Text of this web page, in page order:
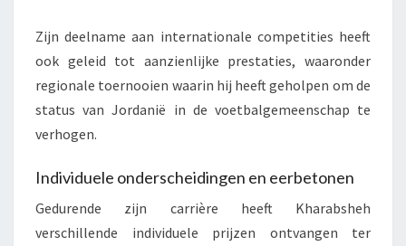
Zijn deelname aan internationale competities heeft
ook geleid tot aanzienlijke prestaties, waaronder
regionale toernooien waarin hij heeft geholpen om de
status van Jordanië in de voetbalgemeenschap te
verhogen.
Individuele onderscheidingen en eerbetonen
Gedurende zijn carrière heeft Kharabsheh
verschillende individuele prijzen ontvangen ter